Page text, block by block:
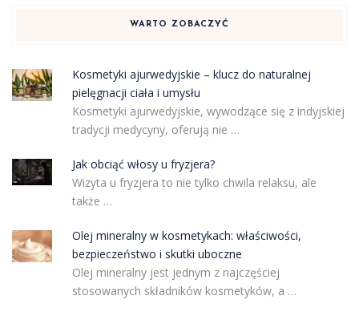
WARTO ZOBACZYĆ
Kosmetyki ajurwedyjskie – klucz do naturalnej
pielęgnacji ciała i umysłu
Kosmetyki ajurwedyjskie, wywodzące się z indyjskiej
tradycji medycyny, oferują nie …
Jak obciąć włosy u fryzjera?
Wizyta u fryzjera to nie tylko chwila relaksu, ale
także …
Olej mineralny w kosmetykach: właściwości,
bezpieczeństwo i skutki uboczne
Olej mineralny jest jednym z najczęściej
stosowanych składników kosmetyków, a …